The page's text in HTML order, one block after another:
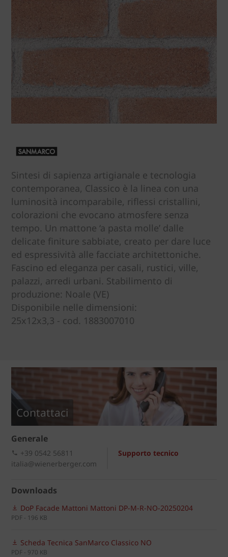
Sintesi di sapienza artigianale e tecnologia
contemporanea, Classico è la linea con una
luminosità incomparabile, riflessi cristallini,
colorazioni che evocano atmosfere senza
tempo. Un mattone ‘a pasta molle’ dalle
delicate finiture sabbiate, creato per dare luce
ed espressività alle facciate architettoniche.
Fascino ed eleganza per casali, rustici, ville,
palazzi, arredi urbani. Stabilimento di
produzione: Noale (VE)
Disponibile nelle dimensioni:
25x12x3,3 - cod. 1883007010
Contattaci
Generale
Supporto tecnico
+39 0542 56811
italia@wienerberger.com
Downloads
DoP Facade Mattoni Mattoni DP-M-R-NO-20250204
PDF - 196 KB
Scheda Tecnica SanMarco Classico NO
PDF - 970 KB